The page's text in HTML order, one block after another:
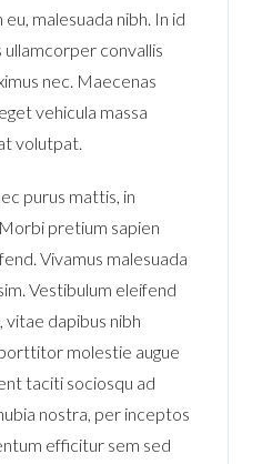
malesuada nibh. In id
ullamcorper convallis
nec. Maecenas
vehicula massa
volutpat.
purus mattis, in
pretium sapien
Vivamus malesuada
Vestibulum eleifend
vitae dapibus nibh
molestie augue
taciti sociosqu ad
nostra, per inceptos
efficitur sem sed